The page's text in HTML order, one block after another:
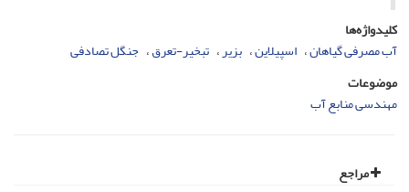
کلیدواژه‌ها
آب مصرفی گیاهان اسپیلاین بزیر تبخیر-تعرق جنگل تصادفی
موضوعات
مهندسی منابع آب
مراجع